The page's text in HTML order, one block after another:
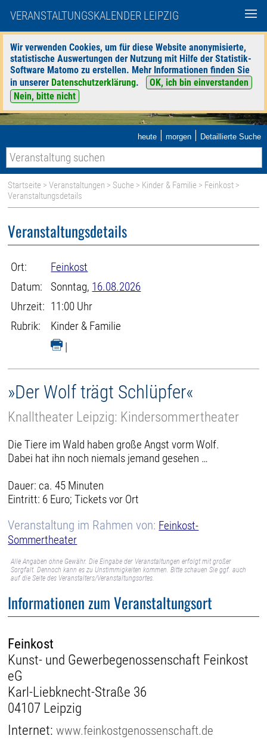
VERANSTALTUNGSKALENDER LEIPZIG
Wir verwenden Cookies, um für diese Website anonymisierte,
statistische Auswertungen der Nutzung mit Hilfe der Statistik-
Software Matomo zu erstellen. Mehr Informationen finden Sie
in unserer Datenschutzerklärung.
OK, ich bin einverstanden
Nein, bitte nicht
heute | morgen | Detaillierte Suche
Startseite >Veranstaltungen > Suche > Kinder & Familie > Feinkost >
Veranstaltungsdetails
Veranstaltungsdetails
Ort:
Feinkost
Datum:
Sonntag, 16.08.2026
Uhrzeit: 11:00 Uhr
Rubrik:
Kinder & Familie
|
»Der Wolf trägt Schlüpfer«
Knalltheater Leipzig: Kindersommertheater
Die Tiere im Wald haben große Angst vorm Wolf.
Dabei hat ihn noch niemals jemand gesehen …
Dauer: ca. 45 Minuten
Eintritt: 6 Euro; Tickets vor Ort
Veranstaltung im Rahmen von: Feinkost-
Sommertheater
Alle Angaben ohne Gewähr. Die Eingabe der Veranstaltungen erfolgt mit großer
Sorgfalt. Dennoch kann es zu Unstimmigkeiten kommen. Bitte schauen Sie ggf. auch
auf die Seite des Veranstalters/Veranstaltungsortes.
Informationen zum Veranstaltungsort
Feinkost
Kunst- und Gewerbegenossenschaft Feinkost
eG
Karl-Liebknecht-Straße 36
04107 Leipzig
Internet:www.feinkostgenossenschaft.de